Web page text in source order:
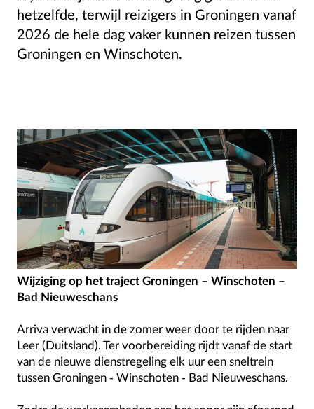
hetzelfde, terwijl reizigers in Groningen vanaf
2026 de hele dag vaker kunnen reizen tussen
Groningen en Winschoten.
Wijziging op het traject Groningen – Winschoten –
Bad Nieuweschans
Arriva verwacht in de zomer weer door te rijden naar
Leer (Duitsland). Ter voorbereiding rijdt vanaf de start
van de nieuwe dienstregeling elk uur een sneltrein
tussen Groningen - Winschoten - Bad Nieuweschans.